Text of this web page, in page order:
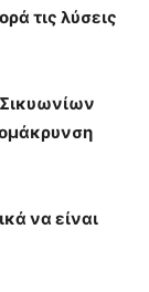
τις λύσεις
να είναι